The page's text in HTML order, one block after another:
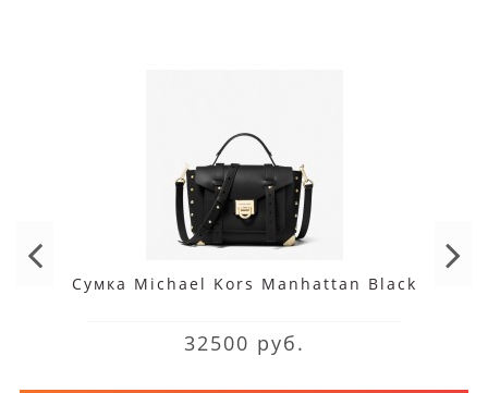
Сумка Michael Kors Manhattan Black
32500 руб.